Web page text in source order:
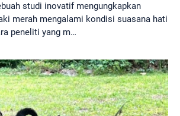
studi inovatif mengungkapkan
merah mengalami kondisi suasana hati
peneliti yang m…